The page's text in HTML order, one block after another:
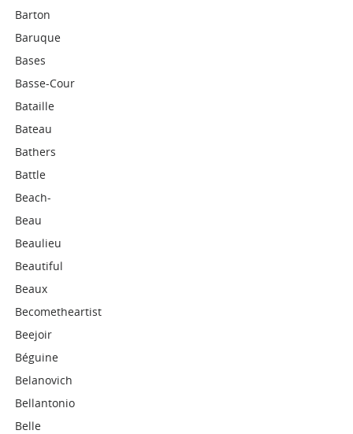
Barton
Baruque
Bases
Basse-Cour
Bataille
Bateau
Bathers
Battle
Beach-
Beau
Beaulieu
Beautiful
Beaux
Becometheartist
Beejoir
Béguine
Belanovich
Bellantonio
Belle